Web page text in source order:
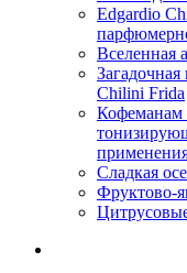
Edgardio
Вселенная
Chilini Frida
Кофеманам
Сладкая
Фруктово-